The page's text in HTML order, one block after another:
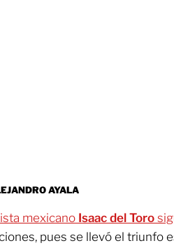
AYALA
mexicano Isaac del Toro
pues se llevó el triunfo